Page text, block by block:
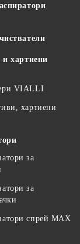
и хартиени
VIALLI
хартиени
за
за
спрей MAX